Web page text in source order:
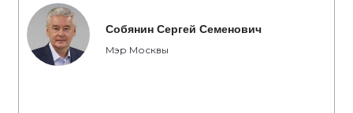
Собянин Сергей Семенович
Мэр Москвы